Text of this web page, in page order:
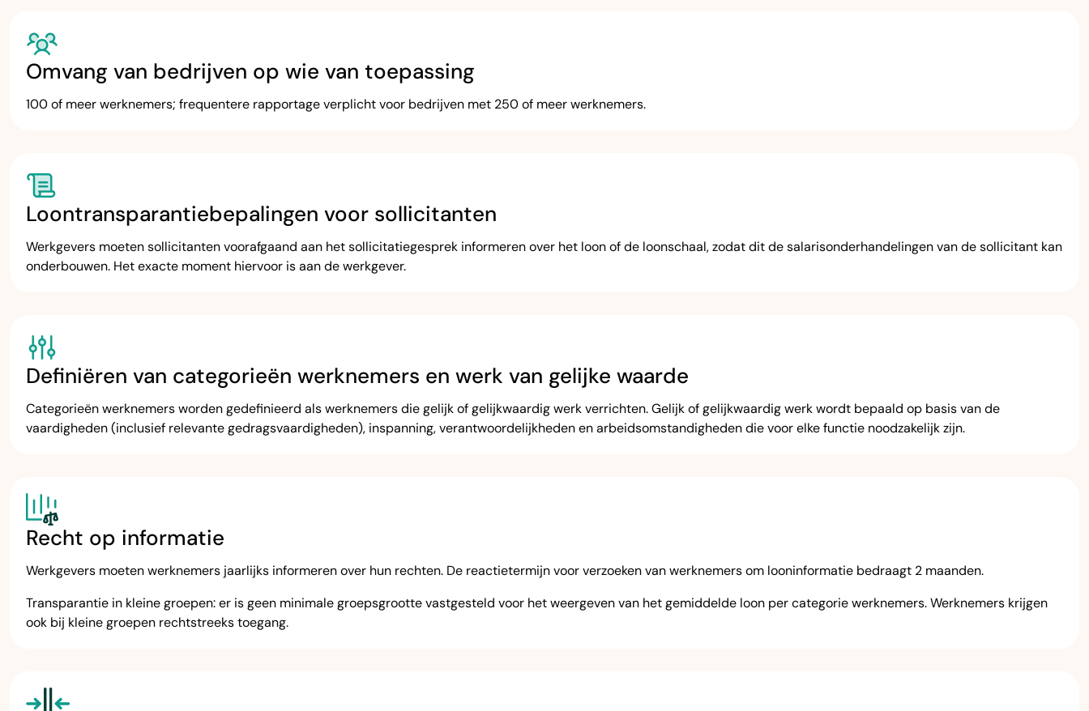
Omvang van bedrijven op wie van toepassing
100 of meer werknemers; frequentere rapportage verplicht voor bedrijven met 250 of meer werknemers.
Loontransparantiebepalingen voor sollicitanten
Werkgevers moeten sollicitanten voorafgaand aan het sollicitatiegesprek informeren over het loon of de loonschaal, zodat dit de salarisonderhandelingen van de sollicitant kan
onderbouwen. Het exacte moment hiervoor is aan de werkgever.
Definiëren van categorieën werknemers en werk van gelijke waarde
Categorieën werknemers worden gedefinieerd als werknemers die gelijk of gelijkwaardig werk verrichten. Gelijk of gelijkwaardig werk wordt bepaald op basis van de
vaardigheden (inclusief relevante gedragsvaardigheden), inspanning, verantwoordelijkheden en arbeidsomstandigheden die voor elke functie noodzakelijk zijn.
Recht op informatie
Werkgevers moeten werknemers jaarlijks informeren over hun rechten. De reactietermijn voor verzoeken van werknemers om looninformatie bedraagt 2 maanden.
Transparantie in kleine groepen: er is geen minimale groepsgrootte vastgesteld voor het weergeven van het gemiddelde loon per categorie werknemers. Werknemers krijgen
ook bij kleine groepen rechtstreeks toegang.